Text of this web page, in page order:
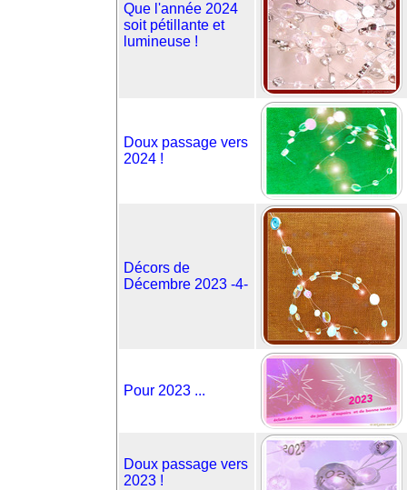
Que l'année 2024
soit pétillante et
lumineuse !
Doux passage vers
2024 !
Décors de
Décembre 2023 -4-
Pour 2023 ...
Doux passage vers
2023 !